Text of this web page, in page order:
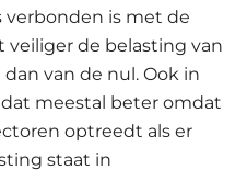
verbonden is met de
veiliger de belasting van
van de nul. Ook in
meestal beter omdat
optreedt als er
staat in